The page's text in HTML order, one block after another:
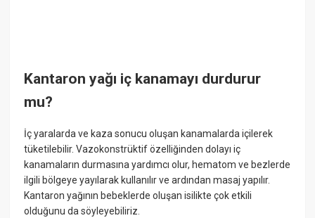
Kantaron yağı iç kanamayı durdurur
mu?
İç yaralarda ve kaza sonucu oluşan kanamalarda içilerek
tüketilebilir. Vazokonstrüktif özelliğinden dolayı iç
kanamaların durmasına yardımcı olur, hematom ve bezlerde
ilgili bölgeye yayılarak kullanılır ve ardından masaj yapılır.
Kantaron yağının bebeklerde oluşan isilikte çok etkili
olduğunu da söyleyebiliriz.